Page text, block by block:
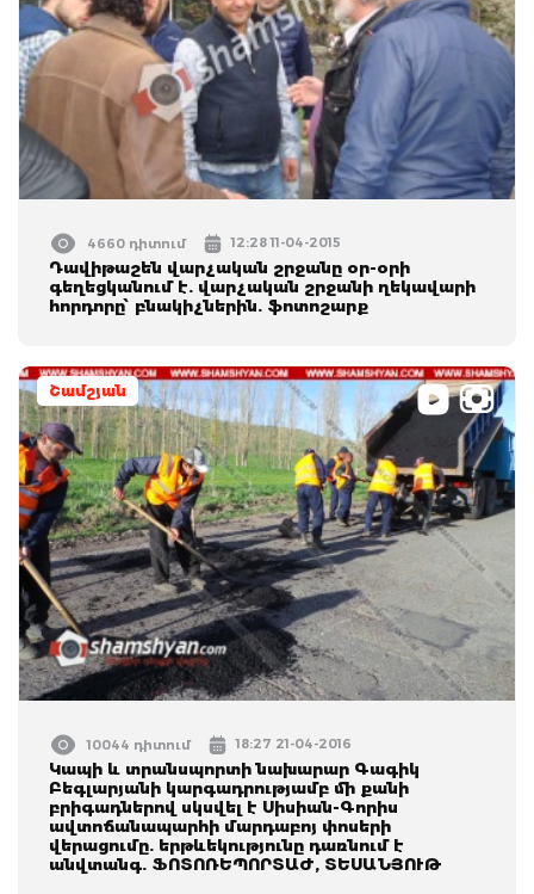
4660 դիտում 12:28 11-04-2015
Դավիթաշեն վարչական շրջանը օր-օրի
գեղեցկանում է. վարչական շրջանի ղեկավարի
հորդորը՝ բնակիչներին. ֆոտոշարք
Շամշյան
10044 դիտում 18:27 21-04-2016
Կապի և տրանսպորտի նախարար Գագիկ
Բեգլարյանի կարգադրությամբ մի քանի
բրիգադներով սկսվել է Սիսիան-Գորիս
ավտոճանապարհի մարդաբոյ փոսերի
վերացումը. երթևեկությունը դառնում է
անվտանգ. ՖՈՏՈՌԵՊՈՐՏԱԺ, ՏԵՍԱՆՅՈՒԹ